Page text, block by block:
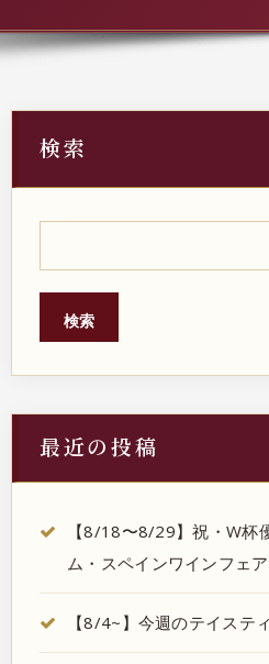
検索
検索
最近の投稿
【8/18〜8/29】祝・W杯
ム・スペインワインフェ
【8/4~】今週のテイステ